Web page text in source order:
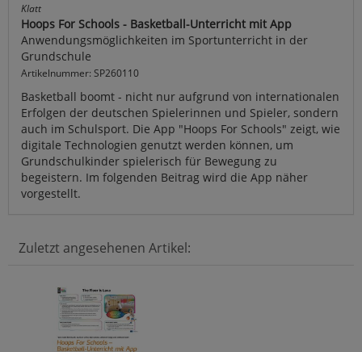
Klatt
Hoops For Schools - Basketball-Unterricht mit App
Anwendungsmöglichkeiten im Sportunterricht in der
Grundschule
Artikelnummer: SP260110
Basketball boomt - nicht nur aufgrund von internationalen
Erfolgen der deutschen Spielerinnen und Spieler, sondern
auch im Schulsport. Die App "Hoops For Schools" zeigt, wie
digitale Technologien genutzt werden können, um
Grundschulkinder spielerisch für Bewegung zu
begeistern. Im folgenden Beitrag wird die App näher
vorgestellt.
Zuletzt angesehenen Artikel: